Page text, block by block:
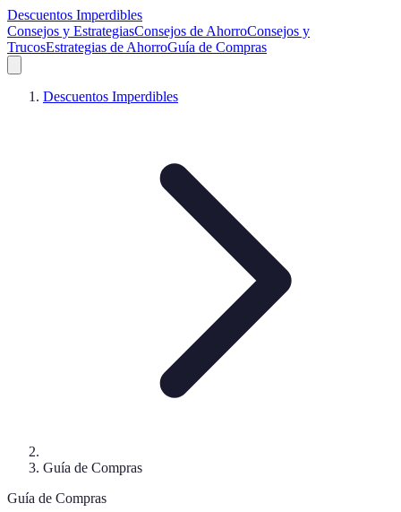
Descuentos Imperdibles
Consejos y EstrategiasConsejos de AhorroConsejos y
TrucosEstrategias de AhorroGuía de Compras
Descuentos Imperdibles
Guía de Compras
Guía de Compras